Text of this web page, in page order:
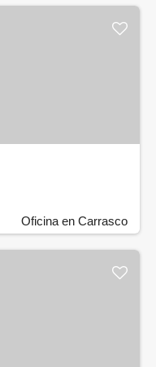
Oficina en Carrasco